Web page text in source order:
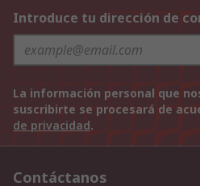
Introduce tu dirección de
La información personal que
suscribirte se procesará de
de privacidad.
Contáctanos